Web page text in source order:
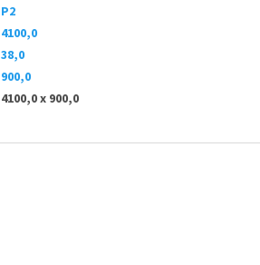
P2
4100,0
38,0
900,0
4100,0 x 900,0